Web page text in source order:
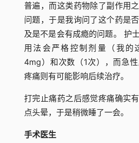
普遍，而这类药物除了副作用
问题，于是我询问了这个药是
及是不是会有成瘾的问题。 护
用法会严格控制剂量（我的
4mg）和次数（1次），而急
疼痛则有可能影响后续治疗。
打完止痛药之后感觉疼痛确实
点头晕，于是稍微睡了一会。
手术医生